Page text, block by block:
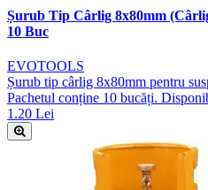
Șurub Tip Cârlig 8x80mm
10 Buc
EVOTOOLS
Șurub tip cârlig 8x80mm pentru
Pachetul conține 10 bucăți.
1.20 Lei